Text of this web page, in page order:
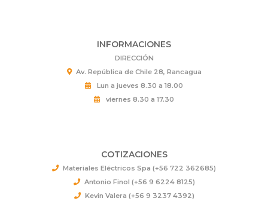
INFORMACIONES
DIRECCIÓN
Av. República de Chile 28, Rancagua
Lun a jueves 8.30 a 18.00
viernes 8.30 a 17.30
COTIZACIONES
Materiales Eléctricos Spa (+56 722 362685)
Antonio Finol (+56 9 6224 8125)
Kevin Valera (+56 9 3237 4392)